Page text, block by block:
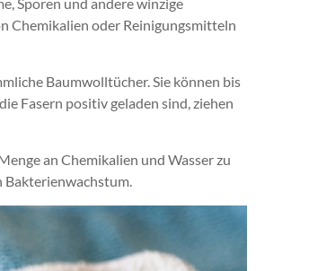
Chemikalien oder Reinigungsmitteln
Baumwolltücher. Sie können bis
Fasern positiv geladen sind, ziehen
an Chemikalien und Wasser zu
Bakterienwachstum.